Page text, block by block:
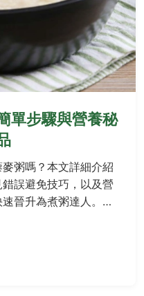
單步驟與營養秘
粥嗎？本文詳細介紹
誤避免技巧，以及營
晉升為煮粥達人。無
鬆上手！